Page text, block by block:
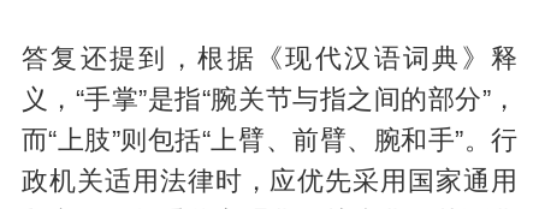
答复还提到，根据《现代汉语词典》释
义，“手掌”是指“腕关节与指之间的部分”，
而“上肢”则包括“上臂、前臂、腕和手”。行
政机关适用法律时，应优先采用国家通用